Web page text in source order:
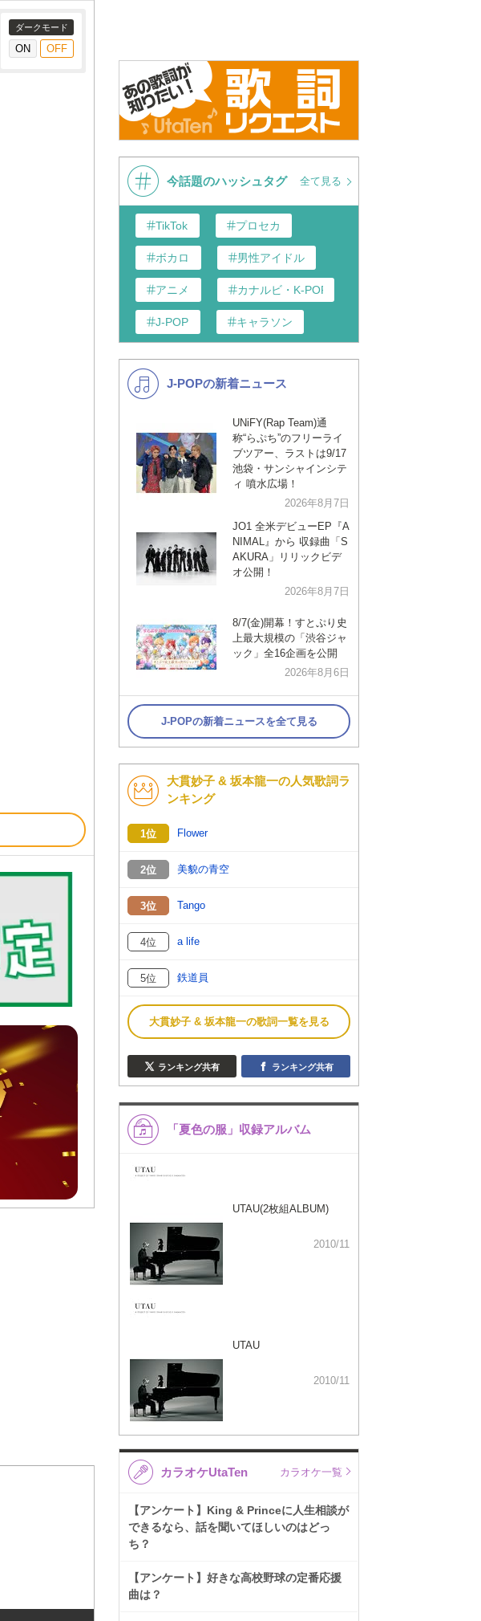
ダークモード
今話題のハッシュタグ 全て見る
TikTok プロセカ
ボカロ 男性アイドル
アニメ カナルビ・K-POP和訳
J-POP キャラソン
K-POP バンド
洋楽
VTuber ディズニー
J-POPの新着ニュース
UNiFY(Rap Team)通
称“らぷち”のフリーライ
ブツアー、ラストは9/17
池袋・サンシャインシテ
ィ 噴水広場！
2026年8月7日
JO1 全米デビューEP『A
NIMAL』から 収録曲「S
AKURA」リリックビデ
オ公開！
2026年8月7日
8/7(金)開幕！すとぷり史
上最大規模の「渋谷ジャ
ック」全16企画を公開
2026年8月6日
J-POPの新着ニュースを全て見る
大貫妙子 & 坂本龍一の人気歌詞ラ
ンキング
1位 Flower
2位 美貌の青空
3位 Tango
4位 a life
5位 鉄道員
大貫妙子 & 坂本龍一の歌詞一覧を見る
ランキング共有 ランキング共有
「夏色の服」収録アルバム
UTAU(2枚組ALBUM)
2010/11
UTAU
2010/11
カラオケUtaTen カラオケ一覧
【アンケート】King & Princeに人生相談が
できるなら、話を聞いてほしいのはどっ
ち？
【アンケート】好きな高校野球の定番応援
曲は？